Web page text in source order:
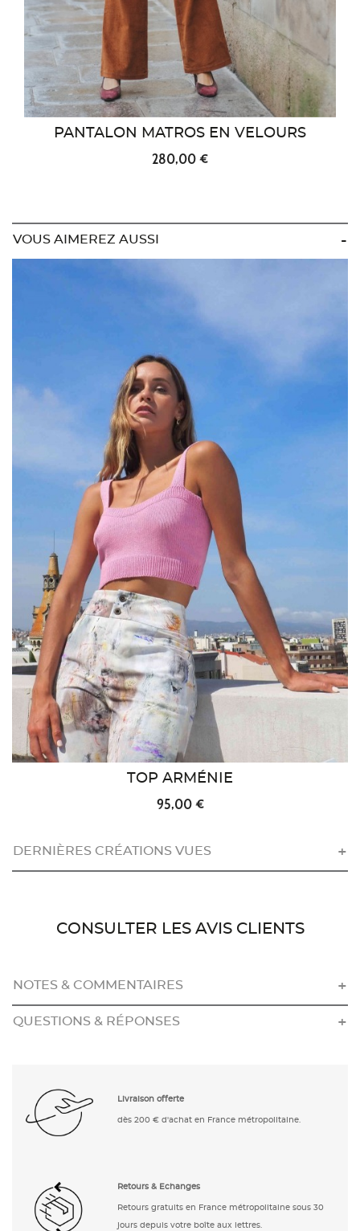
PANTALON MATROS EN VELOURS
280,00 €
VOUS AIMEREZ AUSSI
TOP ARMÉNIE
95,00 €
DERNIÈRES CRÉATIONS VUES
CONSULTER LES AVIS CLIENTS
NOTES & COMMENTAIRES
QUESTIONS & RÉPONSES
Livraison offerte
dès 200 € d'achat en France métropolitaine.
Retours & Echanges
Retours gratuits en France métropolitaine sous 30
jours depuis votre boîte aux lettres.